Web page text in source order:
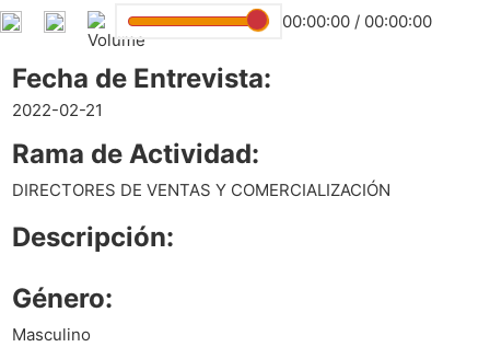
00:00:00 / 00:00:00
Fecha de Entrevista:
2022-02-21
Rama de Actividad:
DIRECTORES DE VENTAS Y COMERCIALIZACIÓN
Descripción:
Género:
Masculino